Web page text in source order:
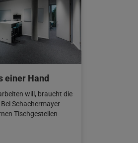
einer Hand
will, braucht die
Schachermayer
Tischgestellen